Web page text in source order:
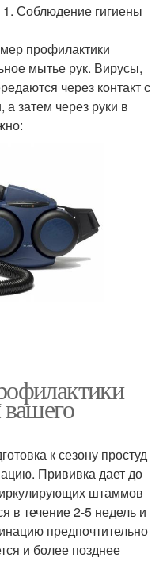
Соблюдение гигиены
профилактики
мытье рук. Вирусы,
через контакт с
затем через руки в
к сезону простуд
Прививка дает до
штаммов
в течение 2-5 недель и
предпочтительно
и более позднее